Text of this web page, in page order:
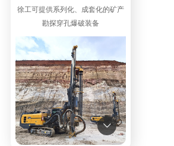
徐工可提供系列化、成套化的矿产
勘探穿孔爆破装备
